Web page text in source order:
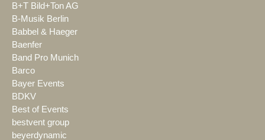
B+T Bild+Ton AG
B-Musik Berlin
Babbel & Haeger
Baenfer
Band Pro Munich
Barco
Bayer Events
BDKV
Best of Events
bestvent group
beyerdynamic